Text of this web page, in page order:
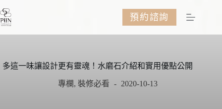
至
容
預約諮詢
多這一味讓設計更有靈魂！水磨石介紹和實用優點公開
專欄, 裝修必看 2020-10-13